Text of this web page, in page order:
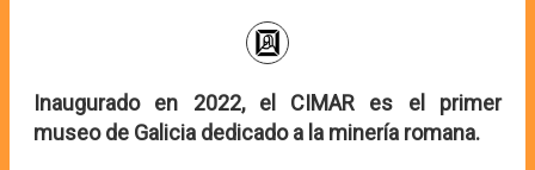
Inaugurado en 2022, el CIMAR es el primer
museo de Galicia dedicado a la minería romana.